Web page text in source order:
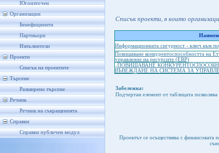
Югоизточен
Организации
Бенефициенти
Партньори
Изпълнители
Проекти
Списък на проектите
Търсене
Разширено търсене
Речник
Речник на съкращенията
Справки
Справки публичен модул
Списък проекти, в които
Информационната сигурност - ключ към
Повишаване конкурентоспособността на
управление на ресурсите (ERP)
„ПОВИШАВАНЕ
ВЪВЕЖДАНЕ НА СИСТЕМА ЗА
Забележка:
Подчертан елемент от таблицата
Проектът се осъществява с финансовата